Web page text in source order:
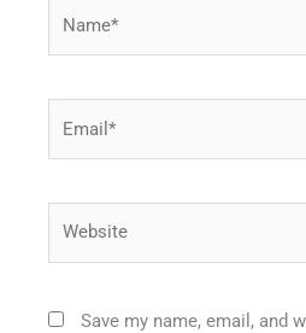
Save my name, email, and